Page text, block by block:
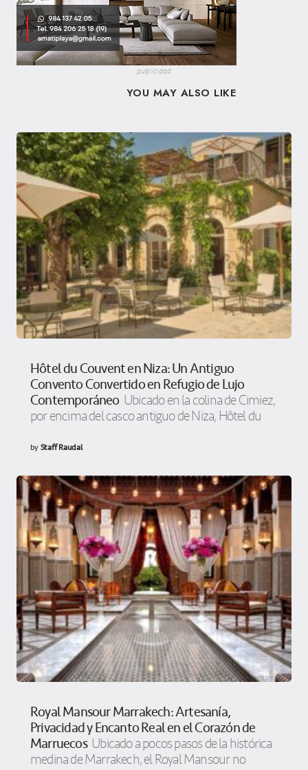
publicidad
YOU MAY ALSO LIKE
Hôtel du Couvent en Niza: Un Antiguo
Convento Convertido en Refugio de Lujo
Contemporáneo Ubicado en la colina de Cimiez,
por encima del casco antiguo de Niza, Hôtel du
byStaff Raudal
Royal Mansour Marrakech: Artesanía,
Privacidad y Encanto Real en el Corazón de
Marruecos Ubicado a pocos pasos de la histórica
medina de Marrakech, el Royal Mansour no